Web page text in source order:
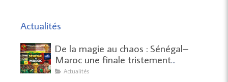
Actualités
De la magie au chaos : Sénégal–
Maroc une finale tristement
historique
Actualités